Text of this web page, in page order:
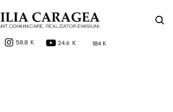
58.8 K 24.6 K 184 K